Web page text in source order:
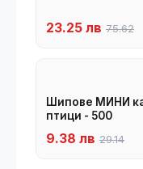
23.25 лв 75.62
Шипове МИНИ
птици - 500
9.38 лв 29.14